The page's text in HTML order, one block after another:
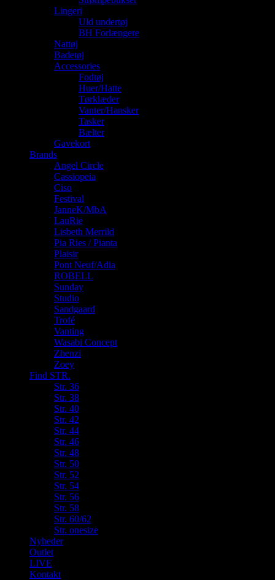
Lingeri
Uld undertøj
BH Forlængere
Nattøj
Badetøj
Accessories
Fodtøj
Huer/Hatte
Tørklæder
Vanter/Hansker
Tasker
Bælter
Gavekort
Brands
Angel Circle
Cassiopeia
Ciso
Festival
JanneK/MbA
LauRie
Lisbeth Merrild
Pia Ries / Pianta
Plaisir
Pont Neuf/Adia
ROBELL
Sunday
Studio
Sandgaard
Trofé
Vanting
Wasabi Concept
Zhenzi
Zoey
Find STR.
Str. 36
Str. 38
Str. 40
Str. 42
Str. 44
Str. 46
Str. 48
Str. 50
Str. 52
Str. 54
Str. 56
Str. 58
Str. 60/62
Str. onesize
Nyheder
Outlet
LIVE
Kontakt